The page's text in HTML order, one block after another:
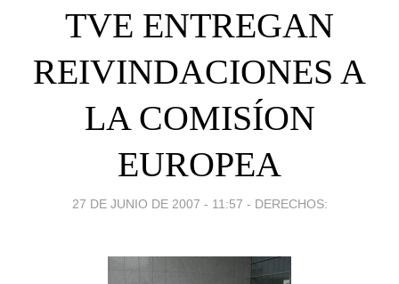
TVE ENTREGAN
REIVINDACIONES A
LA COMISÍON
EUROPEA
27 DE JUNIO DE 2007 - 11:57 - DERECHOS: